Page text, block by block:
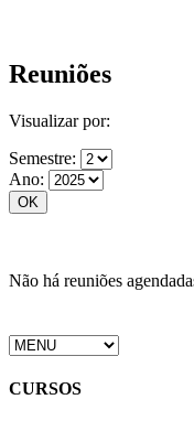
Reuniões
Visualizar por:
Semestre:
Ano:
Não há reuniões
CURSOS